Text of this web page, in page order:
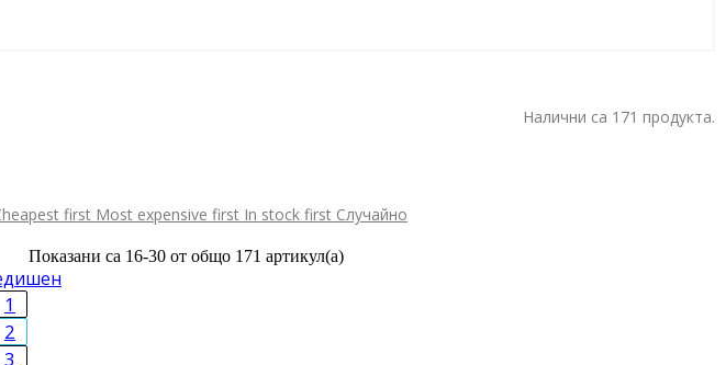
Налични са 171 продукта.
first Most expensive first In stock first Случайно
Показани са 16-30 от общо 171 артикул(а)
1
2
3